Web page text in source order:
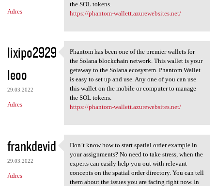
Adres
the SOL tokens.
https://phantom-wallett.azurewebsites.net/
lixipo2929
leoo
29.03.2022
Adres
Phantom has been one of the
Phantom has been one of the premier wallets for
the Solana blockchain network. This wallet is your
getaway to the Solana ecosystem. Phantom Wallet
is easy to set up and use. Any one of you can use
this wallet on the mobile or computer to manage
the SOL tokens.
https://phantom-wallett.azurewebsites.net/
frankdevid
29.03.2022
Adres
Don’t know how to start
Don’t know how to start spatial order example in
your assignments? No need to take stress, when the
experts can easily help you out with relevant
concepts on the spatial order directory. You can tell
them about the issues you are facing right now. In